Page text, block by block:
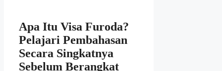
Apa Itu Visa Furoda?
Pelajari Pembahasan
Secara Singkatnya
Sebelum Berangkat